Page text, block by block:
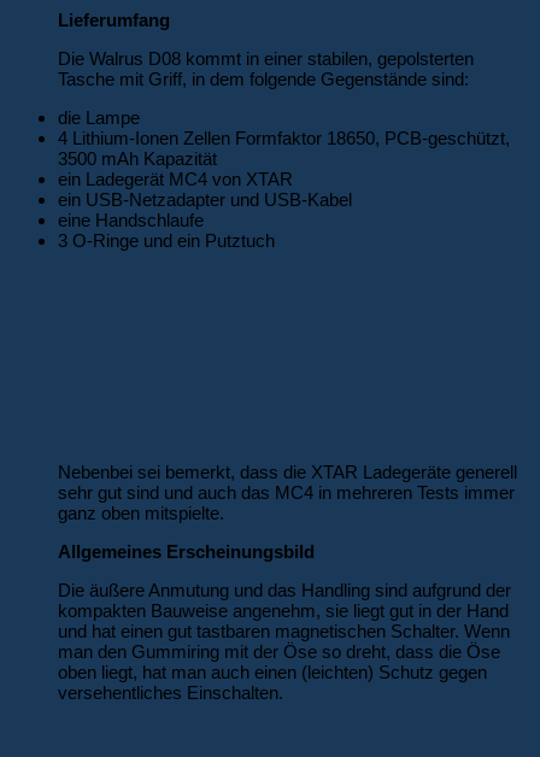
Lieferumfang
Die Walrus D08 kommt in einer stabilen, gepolsterten
Tasche mit Griff, in dem folgende Gegenstände sind:
die Lampe
4 Lithium-Ionen Zellen Formfaktor 18650, PCB-geschützt,
3500 mAh Kapazität
ein Ladegerät MC4 von XTAR
ein USB-Netzadapter und USB-Kabel
eine Handschlaufe
3 O-Ringe und ein Putztuch
Nebenbei sei bemerkt, dass die XTAR Ladegeräte generell
sehr gut sind und auch das MC4 in mehreren Tests immer
ganz oben mitspielte.
Allgemeines Erscheinungsbild
Die äußere Anmutung und das Handling sind aufgrund der
kompakten Bauweise angenehm, sie liegt gut in der Hand
und hat einen gut tastbaren magnetischen Schalter. Wenn
man den Gummiring mit der Öse so dreht, dass die Öse
oben liegt, hat man auch einen (leichten) Schutz gegen
versehentliches Einschalten.